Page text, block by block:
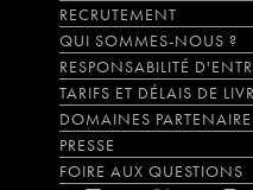
RECRUTEMENT
QUI SOMMES-NOUS ?
RESPONSABILITÉ
TARIFS ET DÉLAIS DE
DOMAINES
PRESSE
FOIRE AUX QUESTIONS